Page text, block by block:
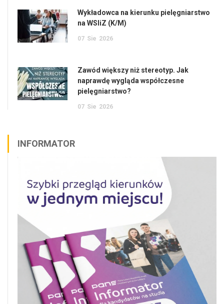
Wykładowca na kierunku pielęgniarstwo
na WSIiZ (K/M)
07 Sie 2026
Zawód większy niż stereotyp. Jak
naprawdę wygląda współczesne
pielęgniarstwo?
07 Sie 2026
INFORMATOR